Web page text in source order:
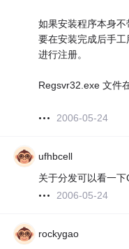
如果安装程序本身不
要在安装完成后手
进行注册。
Regsvr32.exe 文件
2006-05-24
ufhbcell
关于分发可以看一下
2006-05-24
rockygao